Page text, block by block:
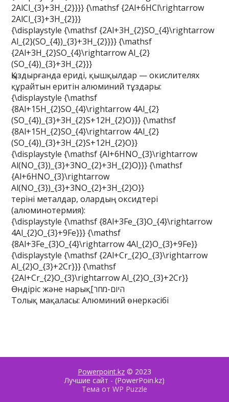
2AlCl_{3}+3H_{2}}}} {\mathsf {2Al+6HCl\rightarrow
2AlCl_{3}+3H_{2}}}
{\displaystyle {\mathsf {2Al+3H_{2}SO_{4}\rightarrow
Al_{2}(SO_{4})_{3}+3H_{2}}}} {\mathsf
{2Al+3H_{2}SO_{4}\rightarrow Al_{2}
(SO_{4})_{3}+3H_{2}}}
Қыздырғанда ериді, қышқылдар — окислителях
құрайтын еритін алюминий тұздары:
{\displaystyle {\mathsf
{8Al+15H_{2}SO_{4}\rightarrow 4Al_{2}
(SO_{4})_{3}+3H_{2}S+12H_{2}O}}} {\mathsf
{8Al+15H_{2}SO_{4}\rightarrow 4Al_{2}
(SO_{4})_{3}+3H_{2}S+12H_{2}O}}
{\displaystyle {\mathsf {Al+6HNO_{3}\rightarrow
Al(NO_{3})_{3}+3NO_{2}+3H_{2}O}}} {\mathsf
{Al+6HNO_{3}\rightarrow
Al(NO_{3})_{3}+3NO_{2}+3H_{2}O}}
теріні металдар, олардың оксидтері
(алюминотермия):
{\displaystyle {\mathsf {8Al+3Fe_{3}O_{4}\rightarrow
4Al_{2}O_{3}+9Fe}}} {\mathsf
{8Al+3Fe_{3}O_{4}\rightarrow 4Al_{2}O_{3}+9Fe}}
{\displaystyle {\mathsf {2Al+Cr_{2}O_{3}\rightarrow
Al_{2}O_{3}+2Cr}}} {\mathsf
{2Al+Cr_{2}O_{3}\rightarrow Al_{2}O_{3}+2Cr}}
Өндіріс және нарық[היום-מחר
Толық мақаласы: Алюминий өнеркәсібі
Powerpoint.kz © 2023
Лучшие сайт - (PowerPoin.kz)
Тема от WP Puzzle